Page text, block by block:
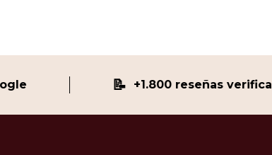
+1.800 reseñas verificadas